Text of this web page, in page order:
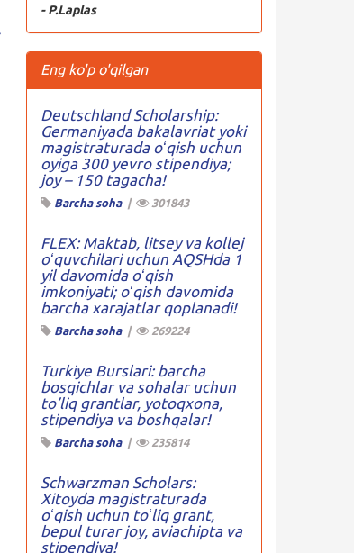
- P.Laplas
Eng ko'p o'qilgan
Deutschland Scholarship:
Germaniyada bakalavriat yoki
magistraturada oʻqish uchun
oyiga 300 yevro stipendiya;
joy – 150 tagacha!
Barcha soha| 301843
FLEX: Maktab, litsey va kollej
oʻquvchilari uchun AQSHda 1
yil davomida oʻqish
imkoniyati; oʻqish davomida
barcha xarajatlar qoplanadi!
Barcha soha| 269224
Turkiye Burslari: barcha
bosqichlar va sohalar uchun
to’liq grantlar, yotoqxona,
stipendiya va boshqalar!
Barcha soha| 235814
Schwarzman Scholars:
Xitoyda magistraturada
oʻqish uchun toʻliq grant,
bepul turar joy, aviachipta va
stipendiya!